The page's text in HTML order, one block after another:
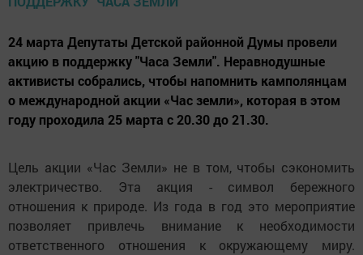
24 марта Депутаты Детской районной Думы провели
акцию в поддержку "Часа Земли". Неравнодушные
активисты собрались, чтобы напомнить камполянцам
о международной акции «Час земли», которая в этом
году проходила 25 марта с 20.30 до 21.30.
Цель акции «Час Земли» не в том, чтобы сэкономить
электричество. Эта акция - символ бережного
отношения к природе. Из года в год это мероприятие
позволяет привлечь внимание к необходимости
ответственного отношения к окружающему миру.